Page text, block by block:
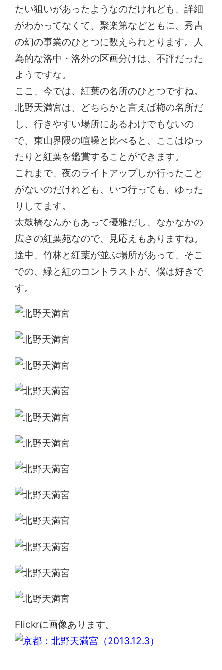
たい狙いがあったようなのだけれども、詳細
がわかってなくて、聚楽第などともに、秀吉
の幻の事業のひとつに数えられとります。人
為的な洛中・洛外の区画分けは、不評だった
ようですな。
ここ、今では、紅葉の名所のひとつですね。
北野天満宮は、どちらかと言えば梅の名所だ
し、行きやすい場所にあるわけでもないの
で、東山界隈の喧噪と比べると、ここはゆっ
たりと紅葉を鑑賞することができます。
これまで、夜のライトアップしか行ったこと
がないのだけれども、いつ行っても、ゆった
りしてます。
太鼓橋なんかもあって優雅だし、なかなかの
広さの紅葉苑なので、見応えもありますね。
途中、竹林と紅葉が並ぶ場所があって、そこ
での、緑と紅のコントラストが、僕は好きで
す。
Flickrに画像あります。